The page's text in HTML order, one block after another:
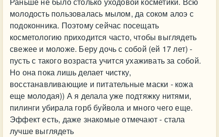
молодость пользовалась мылом, да соком алоэ с
подоконника. Поэтому сейчас посещать
косметологию приходится часто, чтобы выглядеть
свежее и моложе. Беру дочь с собой (ей 17 лет) -
пусть с такого возраста учится ухаживать за собой.
Но она пока лишь делает чистку,
восстанавливающие и питательные маски - кожа
еще молодая)) А я делала уже подтяжку нитями,
пилинги убирала горб буйвола и много чего еще.
Эффект есть, даже знакомые отмечают - стала
лучше выглядеть